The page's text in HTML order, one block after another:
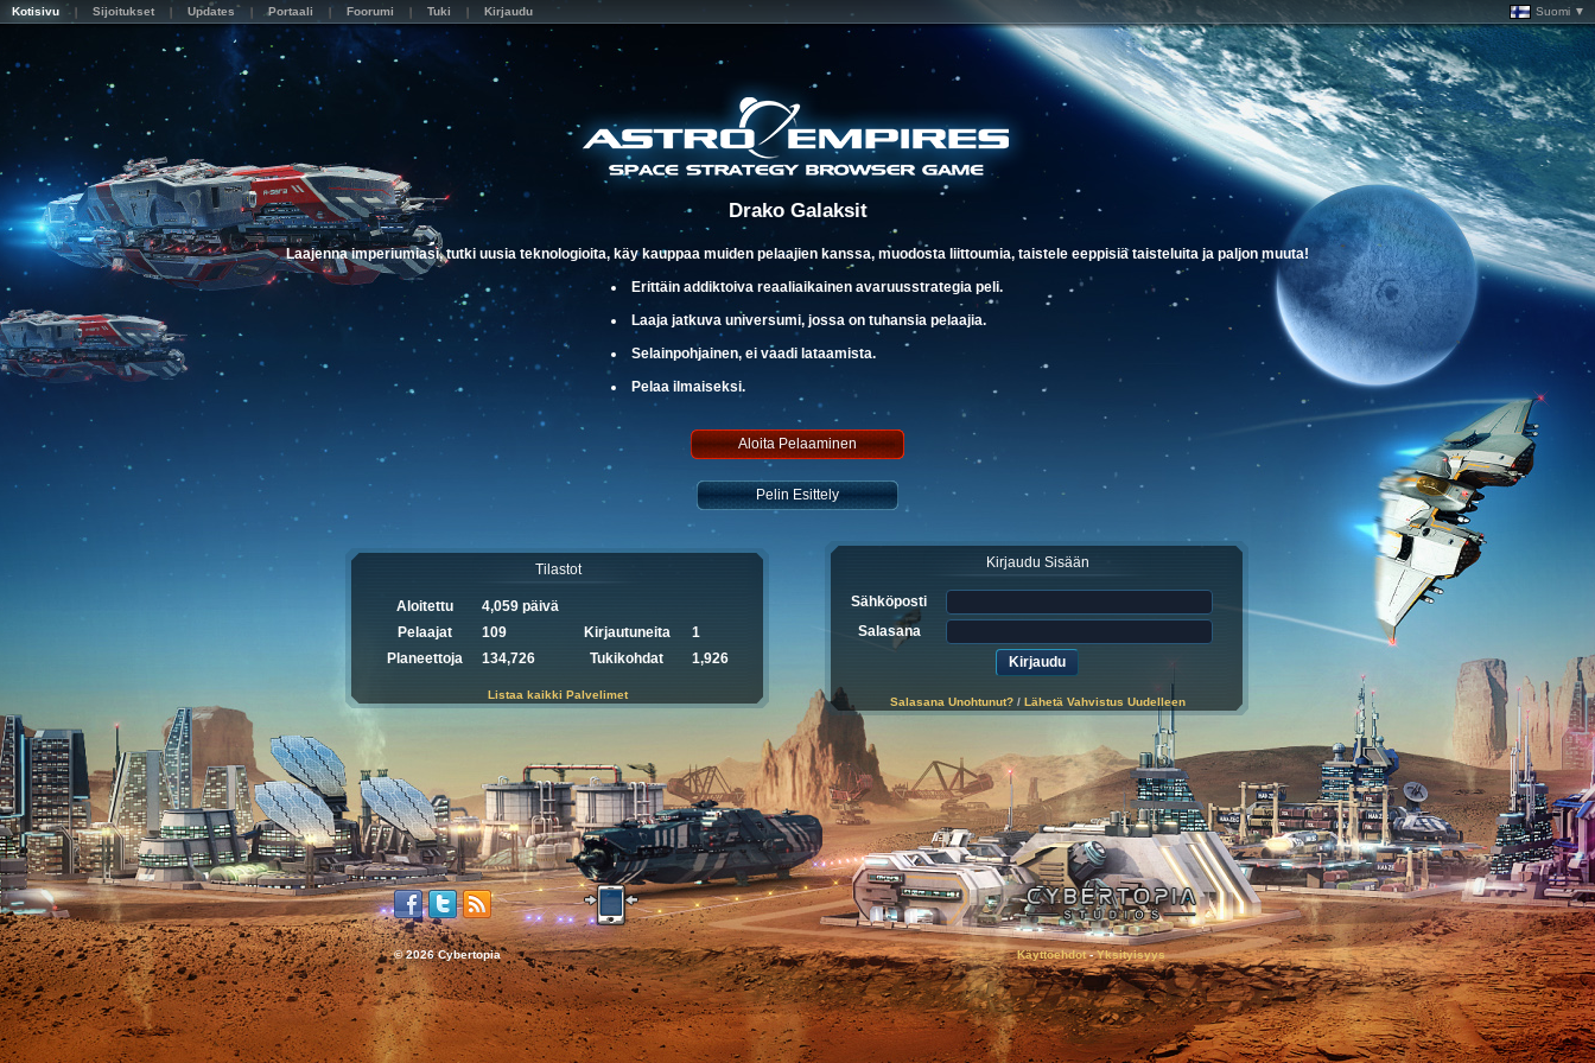
Kotisivu Sijoitukset Updates Portaali Foorumi Tuki Kirjaudu Suomi ▼
Drako Galaksit
Laajenna imperiumiasi, tutki uusia teknologioita, käy kauppaa muiden pelaajien kanssa, muodosta liittoumia, taistele eeppisiä taisteluita ja paljon muuta!
Erittäin addiktoiva reaaliaikainen avaruusstrategia peli.
Laaja jatkuva universumi, jossa on tuhansia pelaajia.
Selainpohjainen, ei vaadi lataamista.
Pelaa ilmaiseksi.
Aloita Pelaaminen
Pelin Esittely
Tilastot
Aloitettu
4,059 päivä
Pelaajat
109 Kirjautuneita
1
Planeettoja
134,726 Tukikohdat 1,926
Listaa kaikki Palvelimet
Kirjaudu Sisään
Sähköposti
Salasana
Salasana Unohtunut?/ Lähetä Vahvistus Uudelleen
© 2026 Cybertopia Käyttöehdot-Yksityisyys